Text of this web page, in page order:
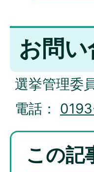
お問
選挙管理委
電話：
この記